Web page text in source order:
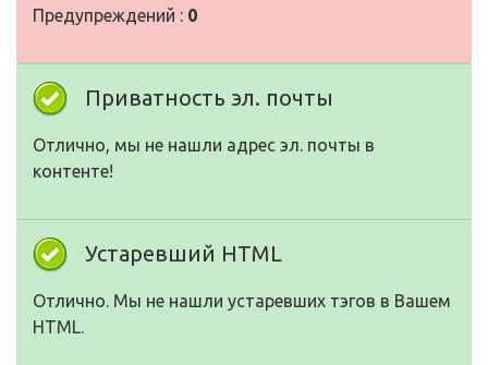
Предупреждений : 0
Приватность эл. почты
Отлично, мы не нашли адрес эл. почты в
контенте!
Устаревший HTML
Отлично. Мы не нашли устаревших тэгов в Вашем
HTML.